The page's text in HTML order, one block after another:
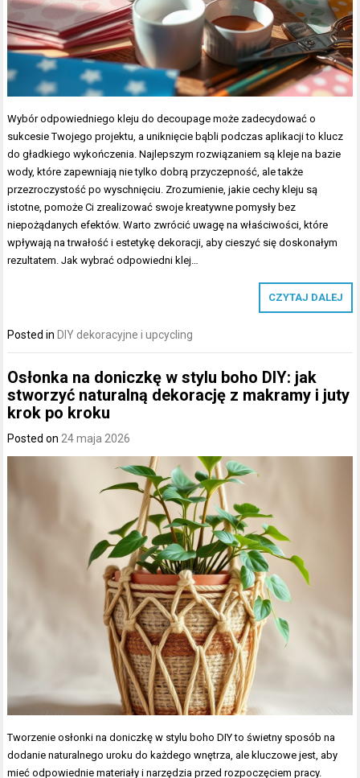
Wybór odpowiedniego kleju do decoupage może zadecydować o
sukcesie Twojego projektu, a uniknięcie bąbli podczas aplikacji to klucz
do gładkiego wykończenia. Najlepszym rozwiązaniem są kleje na bazie
wody, które zapewniają nie tylko dobrą przyczepność, ale także
przezroczystość po wyschnięciu. Zrozumienie, jakie cechy kleju są
istotne, pomoże Ci zrealizować swoje kreatywne pomysły bez
niepożądanych efektów. Warto zwrócić uwagę na właściwości, które
wpływają na trwałość i estetykę dekoracji, aby cieszyć się doskonałym
rezultatem. Jak wybrać odpowiedni klej…
CZYTAJ DALEJ
Posted inDIY dekoracyjne i upcycling
Osłonka na doniczkę w stylu boho DIY: jak
stworzyć naturalną dekorację z makramy i juty
krok po kroku
Posted on 24 maja 2026
Tworzenie osłonki na doniczkę w stylu boho DIY to świetny sposób na
dodanie naturalnego uroku do każdego wnętrza, ale kluczowe jest, aby
mieć odpowiednie materiały i narzędzia przed rozpoczęciem pracy.